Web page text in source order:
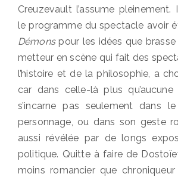
Creuzevault l’assume
le programme du spectacle avoir
Démonspour les idées que
metteur en scène qui fait des
l’histoire et de la philosophie, a
car dans celle-là plus qu’aucune
s’incarne pas seulement dans le
personnage, ou dans son geste
aussi révélée par de longs
politique. Quitte à faire de
moins romancier que